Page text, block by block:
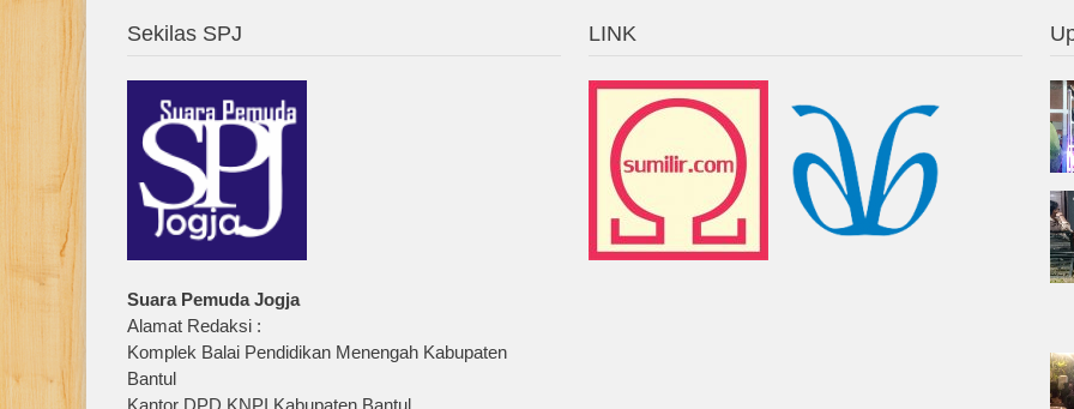
Sekilas SPJ
Suara Pemuda Jogja
Alamat Redaksi :
Komplek Balai Pendidikan Menengah Kabupaten
Bantul
Kantor DPD KNPI Kabupaten Bantul
LINK